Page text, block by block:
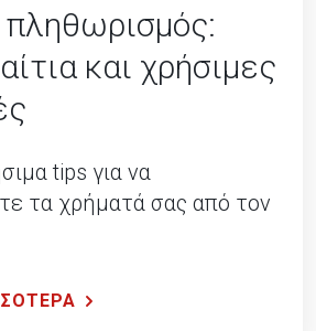
πληθωρισμός:
και χρήσιμες
tips για να
τα χρήματά σας από τον